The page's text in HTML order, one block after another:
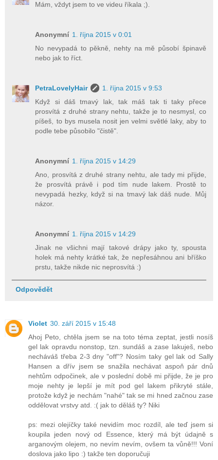
Mám, vždyt jsem to ve videu říkala ;).
Anonymní 1. října 2015 v 0:01
No nevypadá to pěkně, nehty na mě působí špinavě
nebo jak to říct.
PetraLovelyHair
1. října 2015 v 9:53
Když si dáš tmavý lak, tak máš tak ti taky přece
prosvítá z druhé strany nehtu, takže je to nesmysl, co
píšeš, to bys musela nosit jen velmi světlé laky, aby to
podle tebe působilo "čistě".
Anonymní 1. října 2015 v 14:29
Ano, prosvítá z druhé strany nehtu, ale tady mi přijde,
že prosvítá právě i pod tím nude lakem. Prostě to
nevypadá hezky, když si na tmavý lak dáš nude. Můj
názor.
Anonymní 1. října 2015 v 14:29
Jinak ne všichni mají takové drápy jako ty, spousta
holek má nehty krátké tak, že nepřesáhnou ani bříško
prstu, takže nikde nic neprosvítá :)
Odpovědět
Violet 30. září 2015 v 15:48
Ahoj Peto, chtěla jsem se na toto téma zeptat, jestli nosíš
gel lak opravdu nonstop, tzn. sundáš a zase lakuješ, nebo
necháváš třeba 2-3 dny "off"? Nosím taky gel lak od Sally
Hansen a dřív jsem se snažila nechávat aspoň pár dnů
nehtům odpočinek, ale v poslední době mi přijde, že je pro
moje nehty je lepší je mít pod gel lakem přikryté stále,
protože když je nechám "nahé" tak se mi hned začnou zase
oddělovat vrstvy atd. :( jak to děláš ty? Niki
ps: mezi olejíčky také nevidím moc rozdíl, ale teď jsem si
koupila jeden nový od Essence, který má být údajně s
arganovým olejem, no nevím nevím, ovšem ta vůně!!! Voní
doslova jako lipo :) takže ten doporučuji